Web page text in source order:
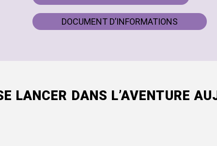
DOCUMENT D’INFORMATIONS
LANCER DANS L’AVENTURE